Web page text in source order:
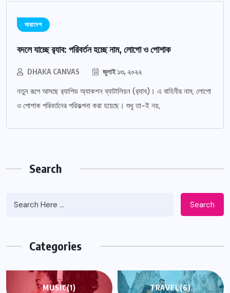
সারাদেশ
বদলে যাচ্ছে র‌্যাব: পরিবর্তন হচ্ছে নাম, লোগো ও পোশাক
DHAKA CANVAS জুলাই ১৩, ২০২২
নতুন রূপে আসছে র‌্যাপিড অ্যাকশন ব্যাটালিয়ন (র‌্যাব)। এ বাহিনীর নাম, লোগো
ও পোশাক পরিবর্তনের পরিকল্পনা করা হয়েছে। শুধু তা-ই নয়,
Search
Search
Categories
MUSIC(1) TRAVEL(6)